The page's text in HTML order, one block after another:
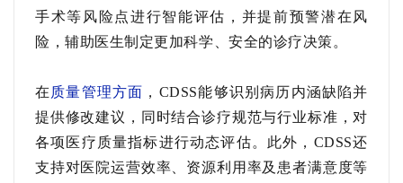
手术等风险点进行智能评估，并提前预警潜在风
险，辅助医生制定更加科学、安全的诊疗决策。
在 质量管理方面 ， CDSS能够识别病历内涵缺陷并
提供修改建议，同时结合诊疗规范与行业标准，对
各项医疗质量指标进行动态评估。此外，CDSS还
支持对医院运营效率、资源利用率及患者满意度等